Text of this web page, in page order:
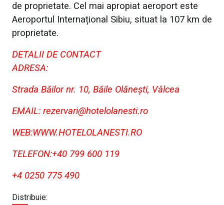
de proprietate. Cel mai apropiat aeroport este
Aeroportul Internațional Sibiu, situat la 107 km de
proprietate.
DETALII DE CONTACT
ADRESA:
Strada Băilor nr. 10, Băile Olănești, Vâlcea
EMAIL: rezervari@hotelolanesti.ro
WEB:WWW.HOTELOLANESTI.RO
TELEFON:+40 799 600 119
+4 0250 775 490
Distribuie: